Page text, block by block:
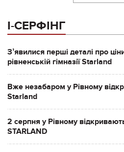
І-СЕРФІНГ
Зʼявилися перші деталі про
рівненській гімназії Starland
Вже незабаром у Рівному
Starland
2 серпня у Рівному
STARLAND